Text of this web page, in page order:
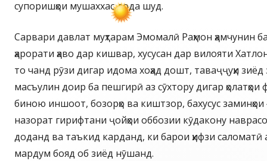
супоришҳои мушаххас дода шуд.
Сарвари давлат муҳтарам Эмомалӣ Раҳмон ҳамчунин
ҳарорати ҳаво дар кишвар, хусусан дар вилояти
то чанд рӯзи дигар идома хоҳад дошт, таваҷҷуҳи зиёд
масъулин доир ба пешгирӣ аз сӯхтору дигар ҳолатҳои
биною иншоот, бозорҳо ва киштзор, бахусус заминҳои
назорат гирифтани ҷойҳои оббозии кӯдакону
доданд ва таъкид карданд, ки барои ҳифзи
мардум бояд об зиёд нӯшанд.